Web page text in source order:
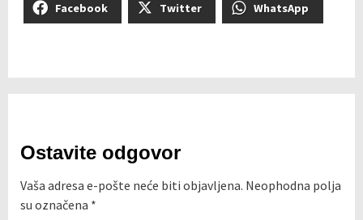
Facebook Twitter WhatsApp
Ostavite odgovor
Vaša adresa e-pošte neće biti objavljena. Neophodna polja
su označena *